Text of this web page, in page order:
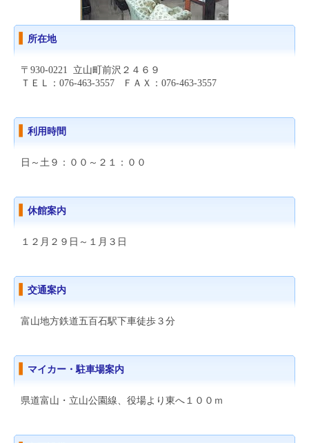
所在地
〒930-0221 立山町前沢２４６９
ＴＥＬ：076-463-3557 ＦＡＸ：076-463-3557
利用時間
日～土９：００～２１：００
休館案内
１２月２９日～１月３日
交通案内
富山地方鉄道五百石駅下車徒歩３分
マイカー・駐車場案内
県道富山・立山公園線、役場より東へ１００ｍ